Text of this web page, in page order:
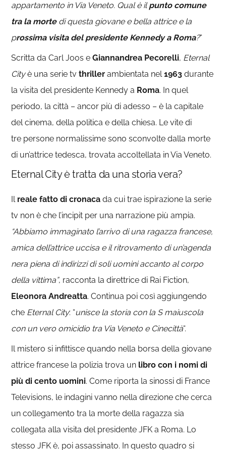
appartamento in Via Veneto. Qual è ilpunto comune
tra la mortedi questa giovane e bella attrice e la
prossima visita del presidente Kennedy a Roma?“
Scritta da Carl Joos eGiannandrea Pecorelli, Eternal
Cityè una serie tvthriller ambientata nel1963 durante
la visita del presidente Kennedy a Roma. In quel
periodo, la città – ancor più di adesso – è la capitale
del cinema, della politica e della chiesa. Le vite di
tre persone normalissime sono sconvolte dalla morte
di un’attrice tedesca, trovata accoltellata in Via Veneto.
Eternal City è tratta da una storia vera?
Il reale fatto di cronaca da cui trae ispirazione la serie
tv non è che l’incipit per una narrazione più ampia.
“Abbiamo immaginato l’arrivo di una ragazza francese,
amica dell’attrice uccisa e il ritrovamento di un’agenda
nera piena di indirizzi di soli uomini accanto al corpo
della vittima”, racconta la direttrice di Rai Fiction,
Eleonora Andreatta. Continua poi così aggiungendo
che Eternal City: “unisce la storia con la S maiuscola
con un vero omicidio tra Via Veneto e Cinecittà“.
Il mistero si infittisce quando nella borsa della giovane
attrice francese la polizia trova un libro con i nomi di
più di cento uomini. Come riporta la sinossi di France
Televisions, le indagini vanno nella direzione che cerca
un collegamento tra la morte della ragazza sia
collegata alla visita del presidente JFK a Roma. Lo
stesso JFK è, poi assassinato. In questo quadro si